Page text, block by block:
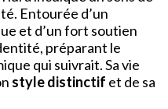
Entourée d’un
et d’un fort soutien
préparant le
qui suivrait. Sa vie
style distinctif et de sa